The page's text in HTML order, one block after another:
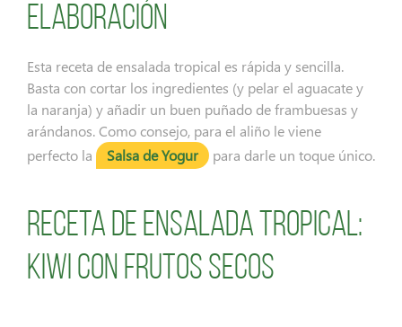
Elaboración
Esta receta de ensalada tropical es rápida y sencilla.
Basta con cortar los ingredientes (y pelar el aguacate y
la naranja) y añadir un buen puñado de frambuesas y
arándanos. Como consejo, para el aliño le viene
perfecto la
Salsa de Yogur para darle un toque único.
Receta de ensalada tropical:
Kiwi con frutos secos